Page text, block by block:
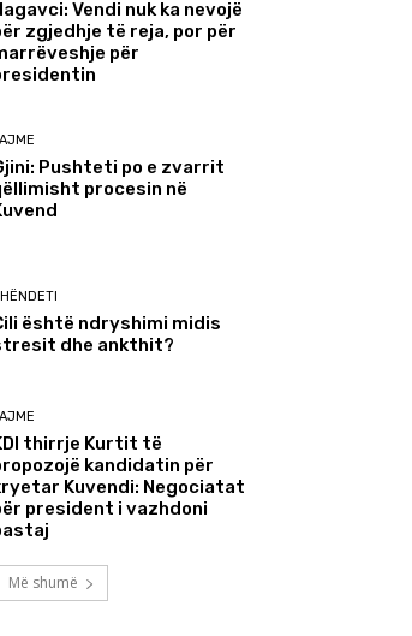
Vendi nuk ka nevojë
zgjedhje të reja, por për
për
Pushteti po e zvarrit
procesin në
është ndryshimi midis
dhe ankthit?
thirrje Kurtit të
kandidatin për
Kuvendi: Negociatat
president i vazhdoni
Më shumë